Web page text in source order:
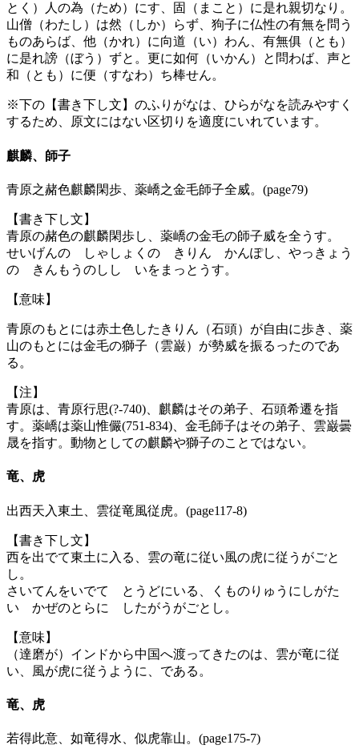
とく）人の為（ため）にす、固（まこと）に是れ親切なり。
山僧（わたし）は然（しか）らず、狗子に仏性の有無を問う
ものあらば、他（かれ）に向道（い）わん、有無俱（とも）
に是れ謗（ぼう）ずと。更に如何（いかん）と問わば、声と
和（とも）に便（すなわ）ち棒せん。
※下の【書き下し文】のふりがなは、ひらがなを読みやすく
するため、原文にはない区切りを適度にいれています。
麒麟、師子
青原之赭色麒麟閑歩、薬嶠之金毛師子全威。(page79)
【書き下し文】
青原の赭色の麒麟閑歩し、薬嶠の金毛の師子威を全うす。
せいげんの しゃしょくの きりん かんぽし、やっきょう
の きんもうのしし いをまっとうす。
【意味】
青原のもとには赤土色したきりん（石頭）が自由に歩き、薬
山のもとには金毛の獅子（雲巌）が勢威を振るったのであ
る。
【注】
青原は、青原行思(?-740)、麒麟はその弟子、石頭希遷を指
す。薬嶠は薬山惟儼(751-834)、金毛師子はその弟子、雲巌曇
晟を指す。動物としての麒麟や獅子のことではない。
竜、虎
出西天入東土、雲従竜風従虎。(page117-8)
【書き下し文】
西を出でて東土に入る、雲の竜に従い風の虎に従うがごと
し。
さいてんをいでて とうどにいる、くものりゅうにしがた
い かぜのとらに したがうがごとし。
【意味】
（達磨が）インドから中国へ渡ってきたのは、雲が竜に従
い、風が虎に従うように、である。
竜、虎
若得此意、如竜得水、似虎靠山。(page175-7)